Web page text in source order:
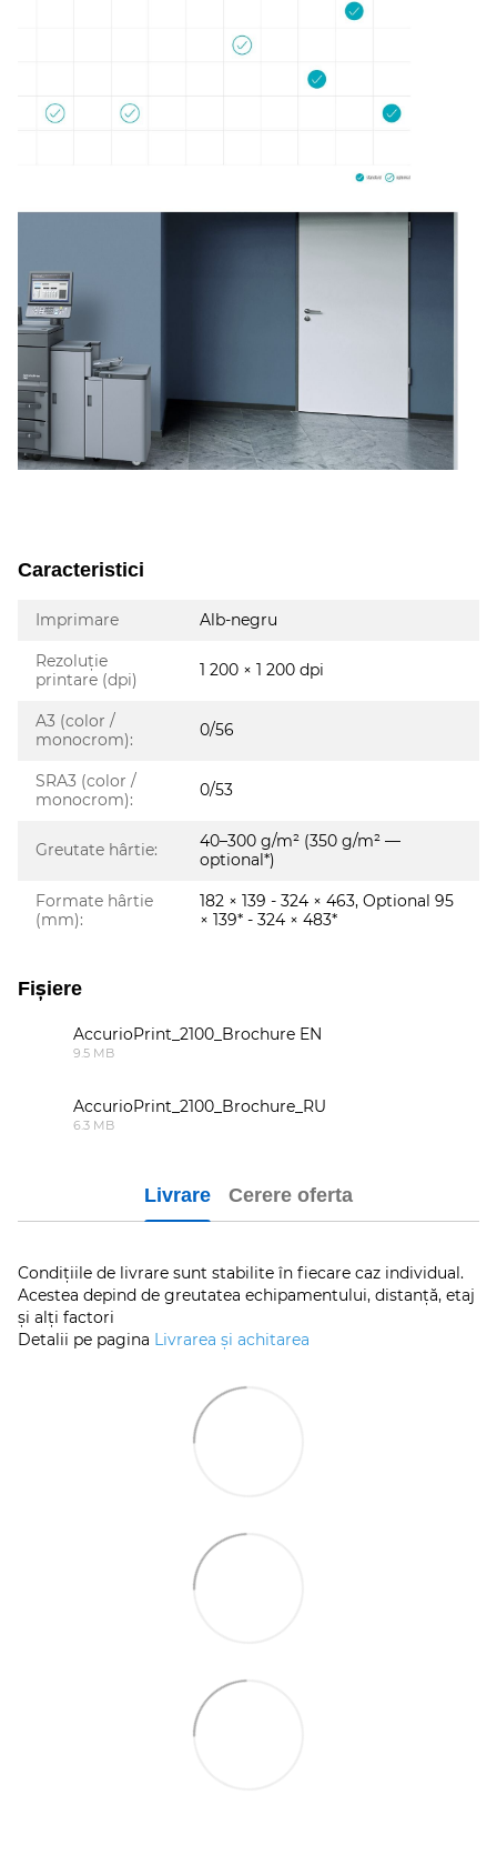
Caracteristici
Imprimare Alb-negru
Rezoluție
printare (dpi)
1 200 × 1 200 dpi
A3 (color /
monocrom):
0/56
SRA3 (color /
monocrom):
0/53
Greutate hârtie:
40–300 g/m² (350 g/m² —
optional*)
Formate hârtie
(mm):
182 × 139 - 324 × 463, Optional 95
× 139* - 324 × 483*
Fișiere
AccurioPrint_2100_Brochure EN
9.5 MB
AccurioPrint_2100_Brochure_RU
6.3 MB
Livrare Cerere oferta
Condițiile de livrare sunt stabilite în fiecare caz individual.
Acestea depind de greutatea echipamentului, distanță, etaj
și alți factori
Detalii pe pagina Livrarea și achitarea